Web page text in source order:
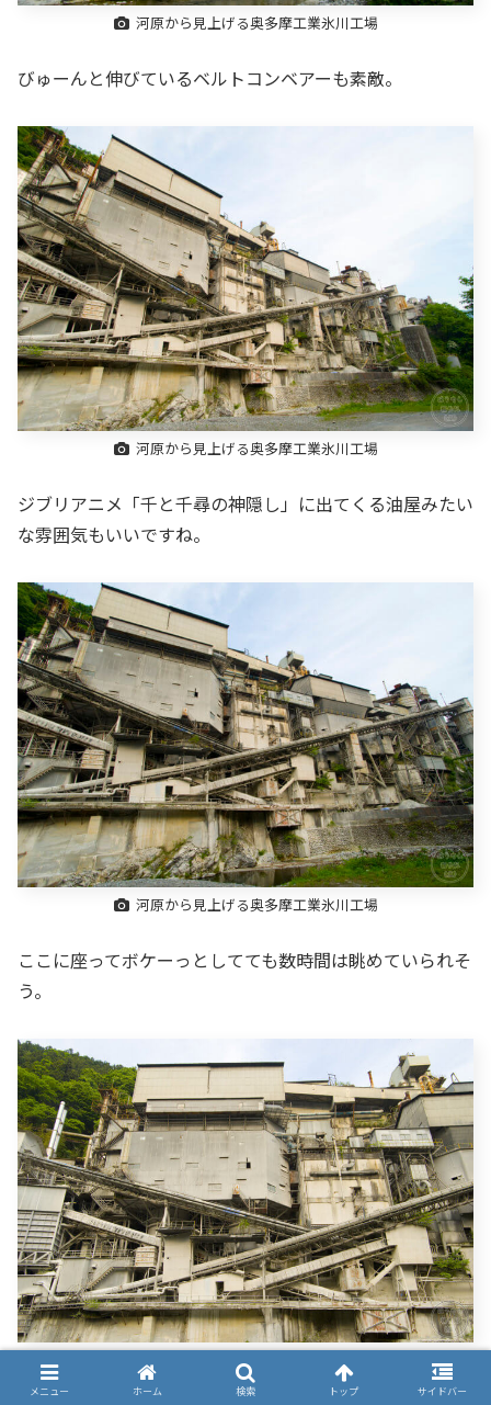
河原から見上げる奥多摩工業氷川工場
びゅーんと伸びているベルトコンベアーも素敵。
河原から見上げる奥多摩工業氷川工場
ジブリアニメ「千と千尋の神隠し」に出てくる油屋みたい
な雰囲気もいいですね。
河原から見上げる奥多摩工業氷川工場
ここに座ってボケーっとしてても数時間は眺めていられそ
う。
奥多摩工業氷川工場の全体
メニュー ホーム 検索 トップ サイドバー